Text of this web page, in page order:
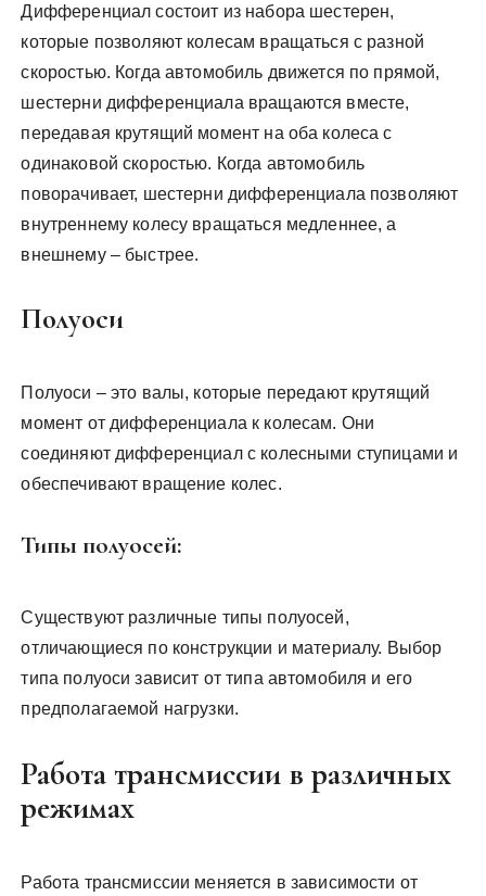
Дифференциал состоит из набора шестерен,
которые позволяют колесам вращаться с разной
скоростью. Когда автомобиль движется по прямой,
шестерни дифференциала вращаются вместе,
передавая крутящий момент на оба колеса с
одинаковой скоростью. Когда автомобиль
поворачивает, шестерни дифференциала позволяют
внутреннему колесу вращаться медленнее, а
внешнему – быстрее.
Полуоси
Полуоси – это валы, которые передают крутящий
момент от дифференциала к колесам. Они
соединяют дифференциал с колесными ступицами и
обеспечивают вращение колес.
Типы полуосей:
Существуют различные типы полуосей,
отличающиеся по конструкции и материалу. Выбор
типа полуоси зависит от типа автомобиля и его
предполагаемой нагрузки.
Работа трансмиссии в различных
режимах
Работа трансмиссии меняется в зависимости от